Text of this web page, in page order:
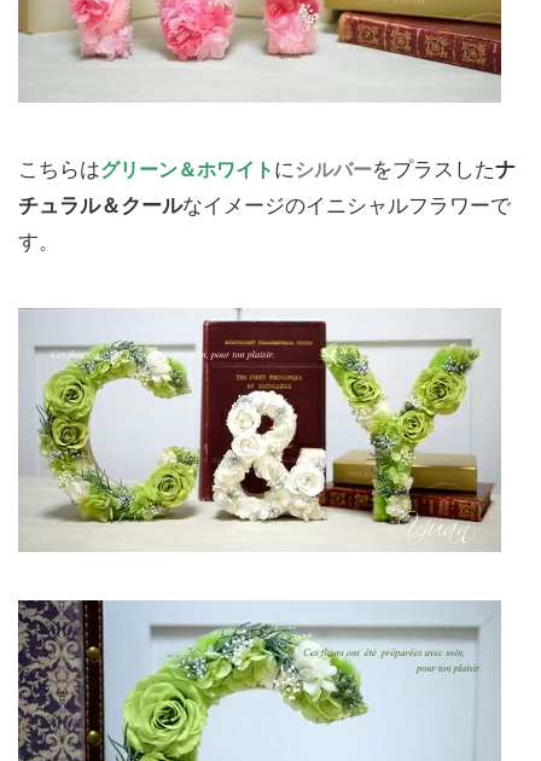
こちらはグリーン＆ホワイト にシルバーをプラスしたナ
チュラル＆クールなイメージのイニシャルフラワーで
す。